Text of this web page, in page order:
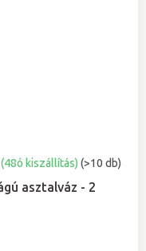
asztalváz - 2
(48ó kiszállítás)(>10 db)